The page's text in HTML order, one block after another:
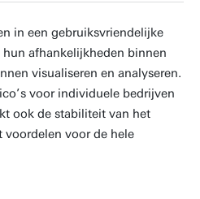
in een gebruiksvriendelijke
afhankelijkheden binnen
visualiseren en analyseren.
voor individuele bedrijven
ook de stabiliteit van het
voordelen voor de hele